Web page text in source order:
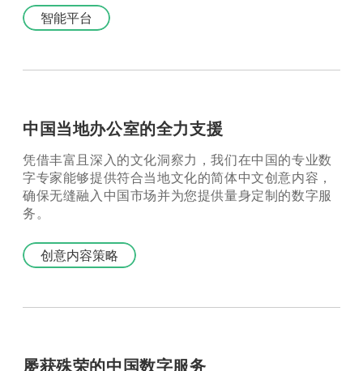
智能平台
中国当地办公室的全力支援
凭借丰富且深入的文化洞察力，我们在中国的专业数
字专家能够提供符合当地文化的简体中文创意内容，
确保无缝融入中国市场并为您提供量身定制的数字服
务。
创意内容策略
屡获殊荣的中国数字服务